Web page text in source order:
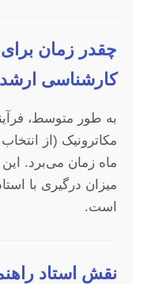
چقدر زمان برای
کارشناسی
به طور متوسط،
ماه زمان می‌برد. این
میزان درگیری با
است.
نقش استاد